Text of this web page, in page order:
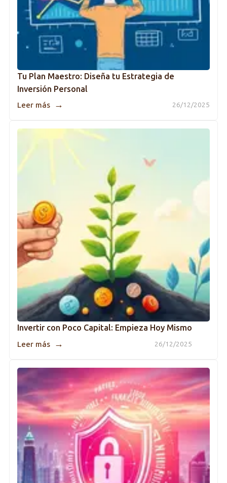
Tu Plan Maestro: Diseña tu Estrategia de
Inversión Personal
26/12/2025
Leer más →
Invertir con Poco Capital: Empieza Hoy Mismo
26/12/2025
Leer más →